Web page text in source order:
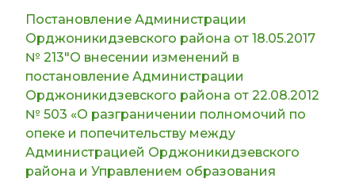
4.
Специалист (психолог)
службы
сопровождения
замещающих семей
сектора опеки и
попечительства УО
Крюкова
5
Специалист
(социальный педагог)
Скок
Анастасия
Постановление Администрации
Орджоникидзевского района от 18.05.2017
№ 213″О внесении изменений в
постановление Администрации
Орджоникидзевского района от 22.08.2012
№ 503 «О разграничении полномочий по
опеке и попечительству между
Администрацией Орджоникидзевского
района и Управлением образования